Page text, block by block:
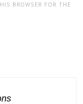
BROWSER FOR THE